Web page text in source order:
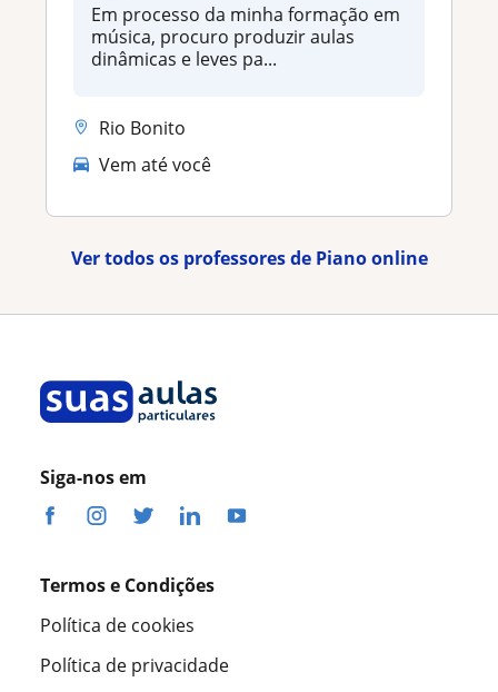
Em processo da minha formação em
música, procuro produzir aulas
dinâmicas e leves pa...
Rio Bonito
Vem até você
Ver todos os professores de Piano online
Siga-nos em
Termos e Condições
Política de cookies
Política de privacidade